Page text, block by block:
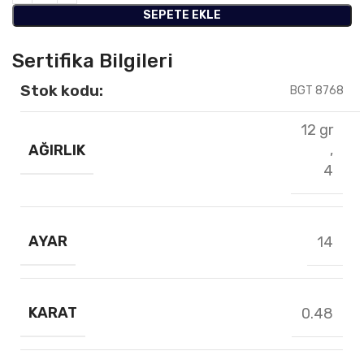
SEPETE EKLE
Sertifika Bilgileri
Stok kodu: BGT 8768
AĞIRLIK
12 gr
,
4
AYAR 14
KARAT 0.48